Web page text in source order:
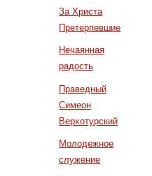
За Христа
Претерпевшие
Нечаянная
радость
Праведный
Симеон
Верхотурский
Молодежное
служение